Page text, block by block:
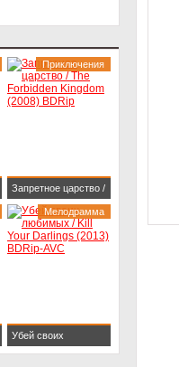
Запретное царство /
The Forbidden
Kingdom (2008)
Приключения
Убей своих
Мелодрамма